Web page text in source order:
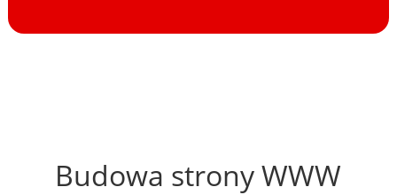
Budowa strony WWW